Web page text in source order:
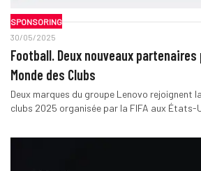
SPONSORING
30/05/2025
Football. Deux nouveaux partenaires
Monde des Clubs
Deux marques du groupe Lenovo rejoignent
clubs 2025 organisée par la FIFA aux États-